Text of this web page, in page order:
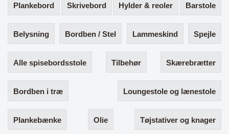
Plankebord Skrivebord Hylder & reoler Barstole
Belysning Bordben / Stel Lammeskind Spejle
Alle spisebordsstole Tilbehør Skærebrætter
Bordben i træ Loungestole og lænestole
Plankebænke Olie Tøjstativer og knager